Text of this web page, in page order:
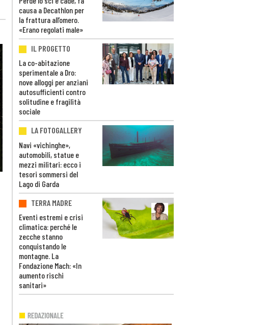
causa a Decathlon per
la frattura all’omero.
«Erano regolati male»
IL PROGETTO
La co-abitazione
sperimentale a Dro:
nove alloggi per anziani
autosufficienti contro
solitudine e fragilità
sociale
LA FOTOGALLERY
Navi «vichinghe»,
automobili, statue e
mezzi militari: ecco i
tesori sommersi del
Lago di Garda
TERRA MADRE
Eventi estremi e crisi
climatica: perché le
zecche stanno
conquistando le
montagne. La
Fondazione Mach: «In
aumento rischi
sanitari»